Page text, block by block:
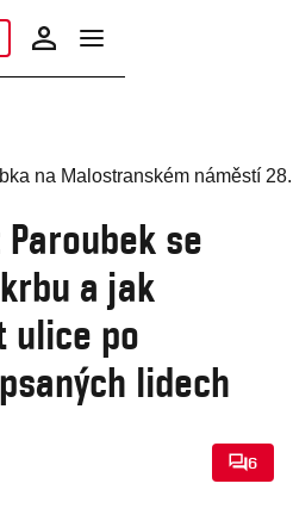
se
a jak
ulice po
lidech
6